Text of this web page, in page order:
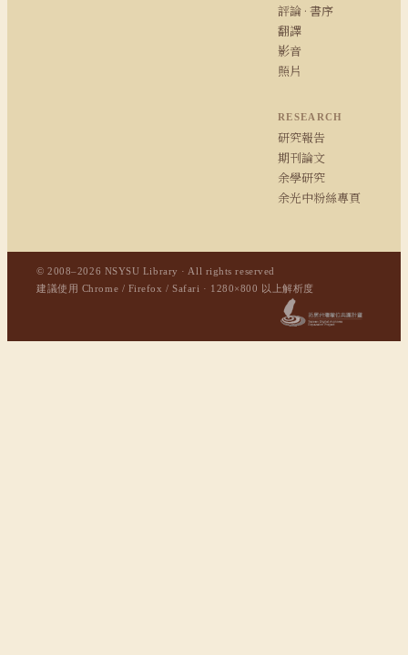
評論 · 書序
翻譯
影音
照片
RESEARCH
研究報告
期刊論文
余學研究
余光中粉絲專頁
© 2008–2026 NSYSU Library · All rights reserved
建議使用 Chrome / Firefox / Safari · 1280×800 以上解析度